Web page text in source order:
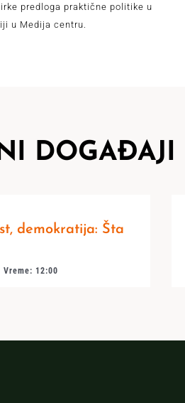
predloga praktične politike u
u Medija centru.
DOGAĐAJI
demokratija: Šta
Vreme: 12:00